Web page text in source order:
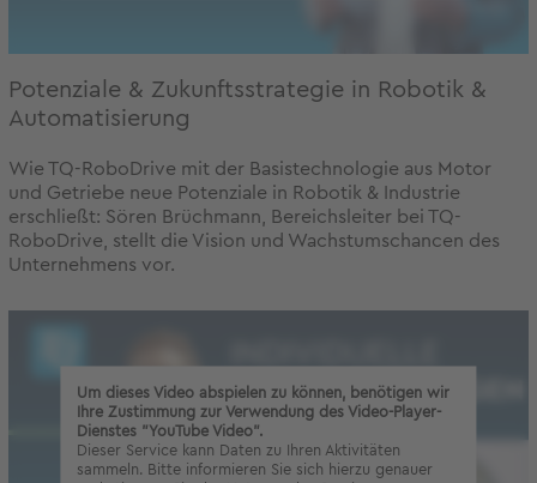
Potenziale & Zukunftsstrategie in Robotik &
Automatisierung
Wie TQ-RoboDrive mit der Basistechnologie aus Motor
und Getriebe neue Potenziale in Robotik & Industrie
erschließt: Sören Brüchmann, Bereichsleiter bei TQ-
RoboDrive, stellt die Vision und Wachstumschancen des
Unternehmens vor.
Um dieses Video abspielen zu können, benötigen wir
Ihre Zustimmung zur Verwendung des Video-Player-
Dienstes "YouTube Video".
Dieser Service kann Daten zu Ihren Aktivitäten
sammeln. Bitte informieren Sie sich hierzu genauer